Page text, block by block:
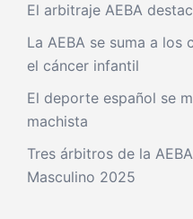
El arbitraje AEBA
La AEBA se suma a
el cáncer infantil
El deporte español se
machista
Tres árbitros de la
Masculino 2025